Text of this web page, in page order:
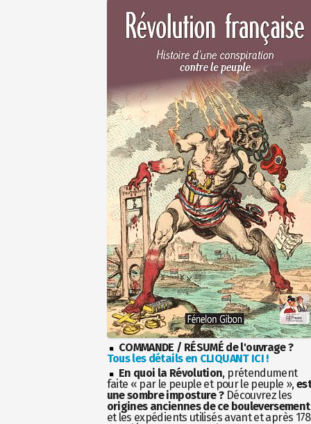
COMMANDE / RÉSUMÉ de l'ouvrage ?
Tous les détails en CLIQUANT ICI !
En quoi la Révolution, prétendument
faite « par le peuple et pour le peuple »,
une sombre imposture ?Découvrez les
origines anciennes de ce bouleversement
et les expédients utilisés avant et après